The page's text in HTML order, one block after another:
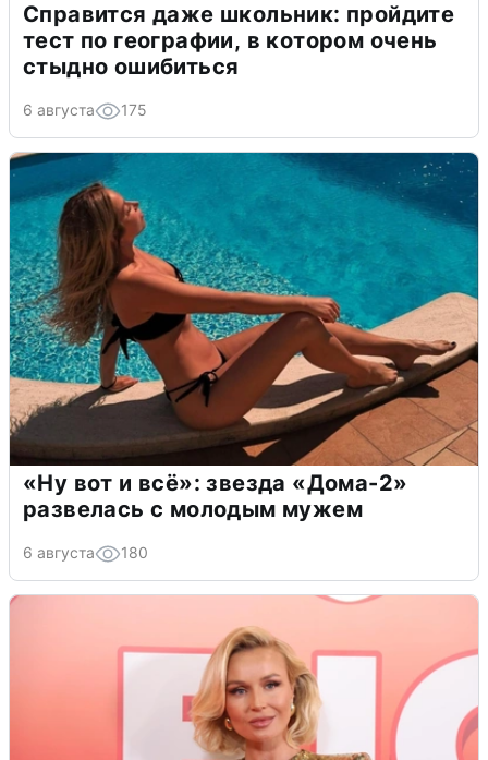
Справится даже школьник: пройдите
тест по географии, в котором очень
стыдно ошибиться
6 августа 175
«Ну вот и всё»: звезда «Дома-2»
развелась с молодым мужем
6 августа 180